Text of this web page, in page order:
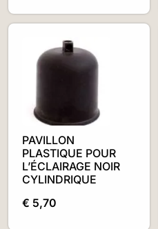
PAVILLON
PLASTIQUE POUR
L’ÉCLAIRAGE NOIR
CYLINDRIQUE
€ 5,70